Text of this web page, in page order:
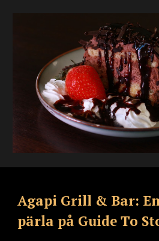
Agapi Grill & Bar:
pärla på Guide To